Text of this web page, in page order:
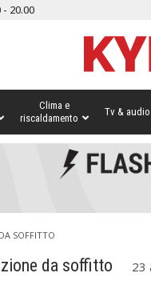
20.00
Clima e
riscaldamento
Tv & audio
SOFFITTO
da soffitto 23